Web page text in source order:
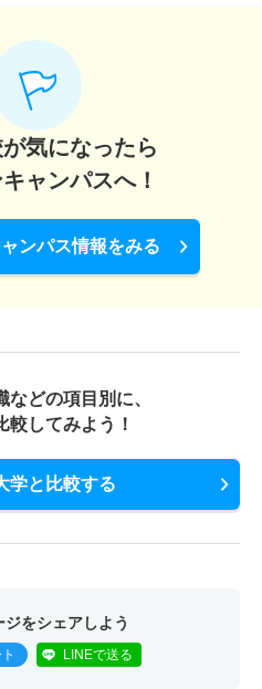
気になったら
ャンパスへ！
ンパス情報をみる
などの項目別に、
較してみよう！
学と比較する
ジをシェアしよう
LINEで送る